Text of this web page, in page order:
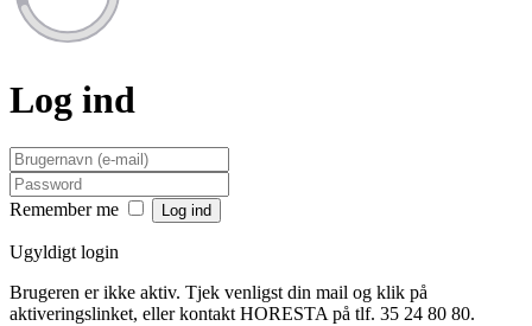
Log ind
Remember me
Ugyldigt login
Brugeren er ikke aktiv. Tjek venligst din mail og klik på
aktiveringslinket, eller kontakt HORESTA på tlf. 35 24 80 80.